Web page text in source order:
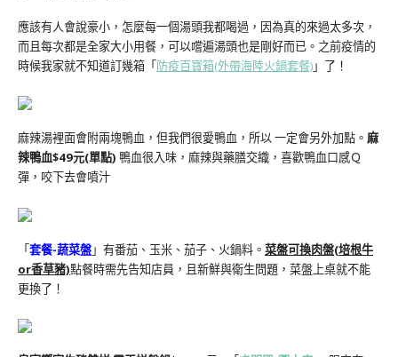
應該有人會說豪小，怎麼每一個湯頭我都喝過，因為真的來過太多次，
而且每次都是全家大小用餐，可以嚐遍湯頭也是剛好而已。之前疫情的
時候我家就不知道訂幾箱「防疫百寶箱(外帶海陸火鍋套餐)」了！
麻辣湯裡面會附兩塊鴨血，但我們很愛鴨血，所以 一定會另外加點。 麻
辣鴨血$49元(單點) 鴨血很入味，麻辣與藥膳交織，喜歡鴨血口感Ｑ
彈，咬下去會噴汁
「套餐-蔬菜盤」有番茄、玉米、茄子、火鍋料。 菜盤可換肉盤(培根牛
or香草豬)點餐時需先告知店員，且新鮮與衛生問題，菜盤上桌就不能
更換了！